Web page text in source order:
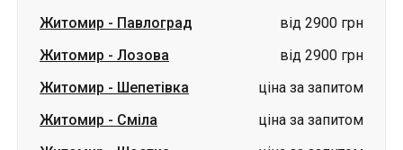
Житомир - Павлоград
від 2900 грн
Житомир - Лозова
від 2900 грн
Житомир - Шепетівка
ціна за запитом
Житомир - Сміла
ціна за запитом